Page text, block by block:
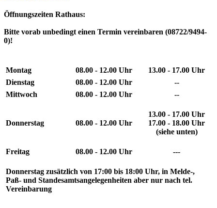
Öffnungszeiten Rathaus:
Bitte vorab unbedingt einen Termin vereinbaren (08722/9494-
0)!
Montag 08.00 - 12.00 Uhr
13.00 - 17.00 Uhr
Dienstag
08.00 - 12.00 Uhr
--
Mittwoch
08.00 - 12.00 Uhr --
Donnerstag 08.00 - 12.00 Uhr
13.00 - 17.00 Uhr
17.00 - 18.00 Uhr
(siehe unten)
Freitag 08.00 - 12.00 Uhr ---
Donnerstag zusätzlich von 17:00 bis 18:00 Uhr, in Melde-,
Paß- und Standesamtsangelegenheiten aber nur nach tel.
Vereinbarung